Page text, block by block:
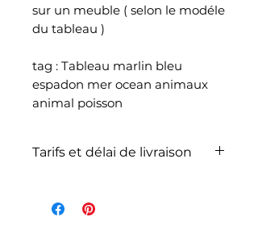
sur un meuble ( selon le modéle
du tableau )
tag : Tableau marlin bleu
espadon mer ocean animaux
animal poisson
Tarifs et délai de livraison
comprise dans le prix de